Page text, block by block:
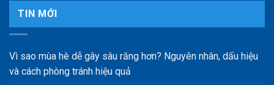
TIN MỚI
Vì sao mùa hè dễ gây sâu răng hơn? Nguyên nhân, dấu hiệu
và cách phòng tránh hiệu quả